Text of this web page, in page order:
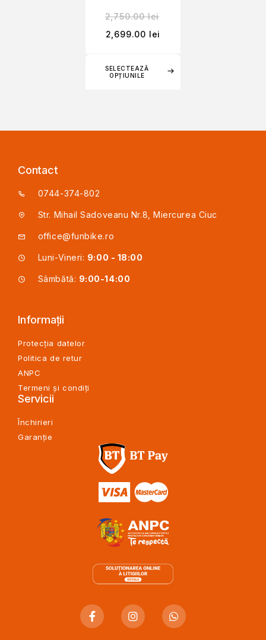
SELECTEAZĂ
OPȚIUNILE
2,750.00lei
2,699.00 lei
Contact
0744-374-802
Str. Mihail Sadoveanu Nr.8, Miercurea Ciuc
office@funbike.ro
Luni-Vineri: 9:00 - 18:00
Sâmbătă: 9:00-14:00
Informații
Protecția datelor
Politica de retur
ANPC
Termeni și condiți
Servicii
Închirieri
Garanție